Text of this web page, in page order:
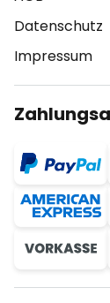
Datenschutz
Impressum